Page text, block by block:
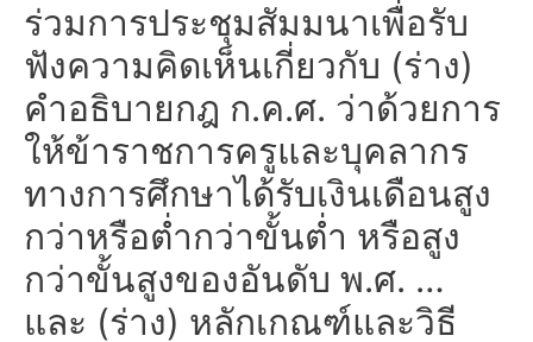
ร่วมการประชุมสัมมนาเพื่อรับ
ฟังความคิดเห็นเกี่ยวกับ (ร่าง)
คำอธิบายกฎ ก.ค.ศ. ว่าด้วยการ
ให้ข้าราชการครูและบุคลากร
ทางการศึกษาได้รับเงินเดือนสูง
กว่าหรือต่ำกว่าขั้นต่ำ หรือสูง
กว่าขั้นสูงของอันดับ พ.ศ. …
และ (ร่าง) หลักเกณฑ์และวิธี